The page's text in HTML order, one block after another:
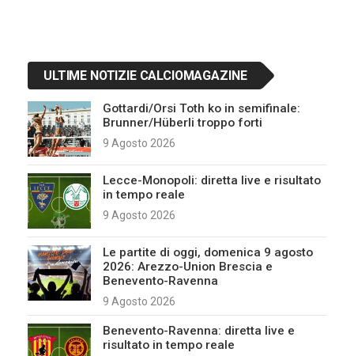
ULTIME NOTIZIE CALCIOMAGAZINE
Gottardi/Orsi Toth ko in semifinale:
Brunner/Hüberli troppo forti
9 Agosto 2026
Lecce-Monopoli: diretta live e risultato
in tempo reale
9 Agosto 2026
Le partite di oggi, domenica 9 agosto
2026: Arezzo-Union Brescia e
Benevento-Ravenna
9 Agosto 2026
Benevento-Ravenna: diretta live e
risultato in tempo reale